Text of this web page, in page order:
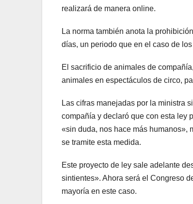
realizará de manera online.
La norma también anota la
días, un periodo que en el caso de
El sacrificio de animales de
animales en espectáculos de circo,
Las cifras manejadas por la ministra
compañía y declaró que con esta ley
«sin duda, nos hace más humanos»,
se tramite esta medida.
Este proyecto de ley sale adelante
sintientes». Ahora será el Congreso
mayoría en este caso.